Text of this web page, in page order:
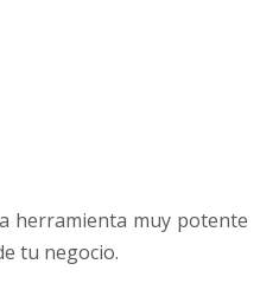
herramienta muy potente
tu negocio.